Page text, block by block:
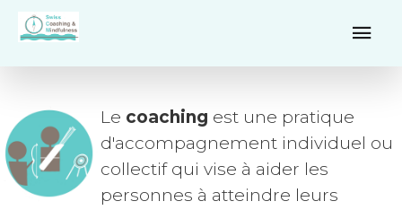
Le coaching est une pratique
d'accompagnement individuel ou
collectif qui vise à aider les
personnes à atteindre leurs